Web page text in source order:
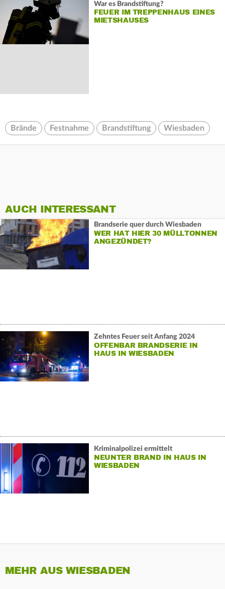
War es Brandstiftung?
FEUER IM TREPPENHAUS EINES
MIETSHAUSES
Brände Festnahme Brandstiftung Wiesbaden
AUCH INTERESSANT
Brandserie quer durch Wiesbaden
WER HAT HIER 30 MÜLLTONNEN
ANGEZÜNDET?
Zehntes Feuer seit Anfang 2024
OFFENBAR BRANDSERIE IN
HAUS IN WIESBADEN
Kriminalpolizei ermittelt
NEUNTER BRAND IN HAUS IN
WIESBADEN
MEHR AUS WIESBADEN